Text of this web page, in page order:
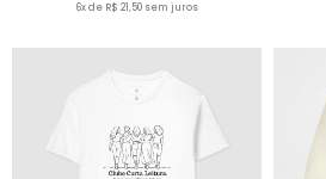
6x de R$ 21,50 sem juros